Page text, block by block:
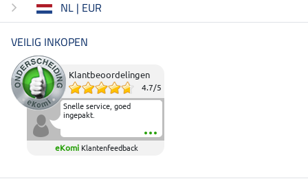
NL | EUR
VEILIG INKOPEN
Klantbeoordelingen
4.7/5
Snelle service, goed
ingepakt.
eKomi Klantenfeedback